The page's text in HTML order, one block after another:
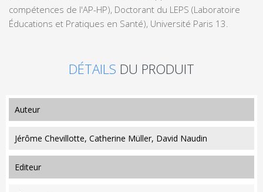
compétences de l'AP-HP), Doctorant du LEPS (Laboratoire
Éducations et Pratiques en Santé), Université Paris 13.
DÉTAILS DU PRODUIT
auteur
Jérôme Chevillotte, Catherine Müller, David Naudin
editeur